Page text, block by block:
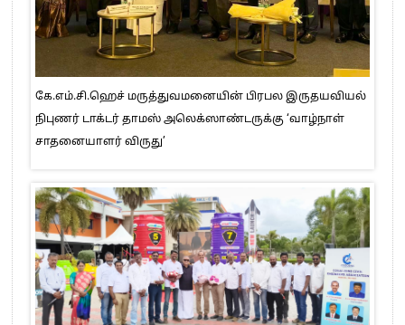
கே.எம்.சி.ஹெச் மருத்துவமனையின் பிரபல இருதயவியல்
நிபுணர் டாக்டர் தாமஸ் அலெக்ஸாண்டருக்கு ‘வாழ்நாள்
சாதனையாளர் விருது’